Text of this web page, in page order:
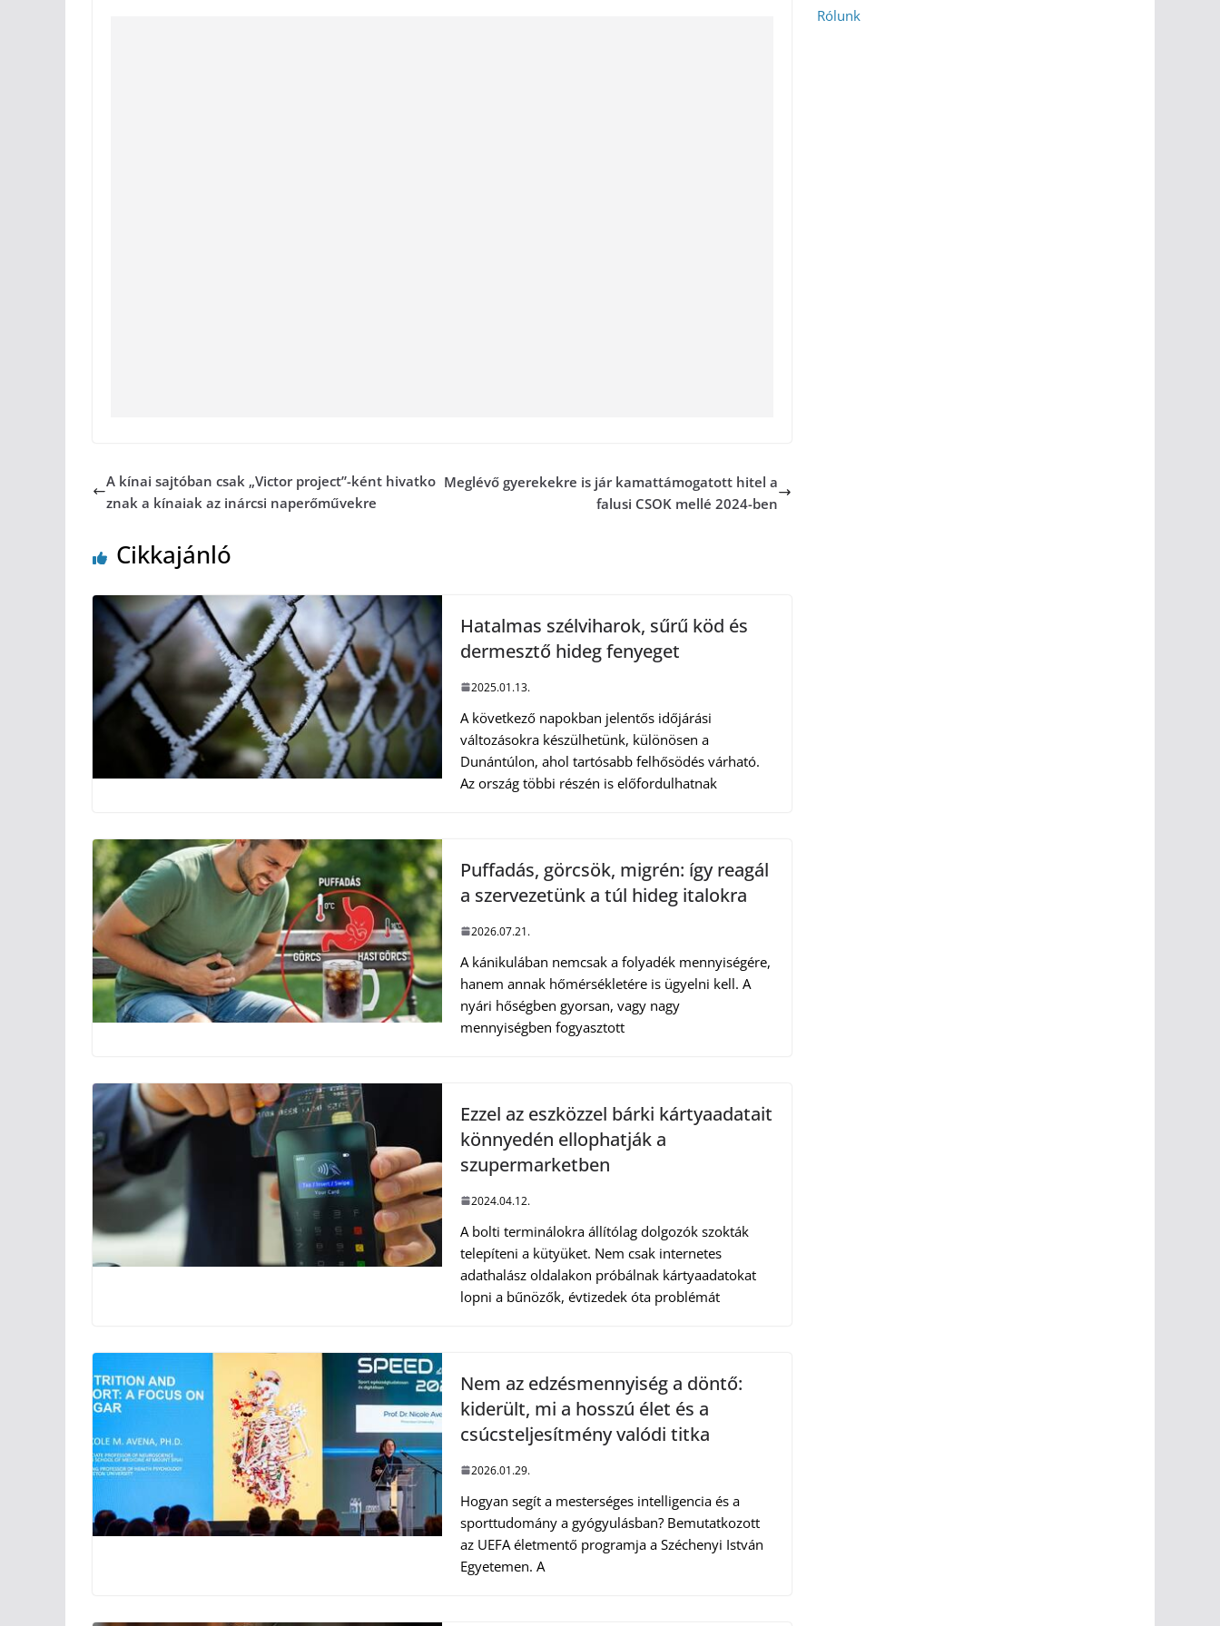
A kínai sajtóban csak „Victor project”-ként hivatko
znak a kínaiak az inárcsi naperőművekre
Meglévő gyerekekre is jár kamattámogatott hitel a
falusi CSOK mellé 2024-ben
Cikkajánló
Hatalmas szélviharok, sűrű köd és
dermesztő hideg fenyeget
2025.01.13.
A következő napokban jelentős időjárási
változásokra készülhetünk, különösen a
Dunántúlon, ahol tartósabb felhősödés várható.
Az ország többi részén is előfordulhatnak
Puffadás, görcsök, migrén: így reagál
a szervezetünk a túl hideg italokra
2026.07.21.
A kánikulában nemcsak a folyadék mennyiségére,
hanem annak hőmérsékletére is ügyelni kell. A
nyári hőségben gyorsan, vagy nagy
mennyiségben fogyasztott
Ezzel az eszközzel bárki kártyaadatait
könnyedén ellophatják a
szupermarketben
2024.04.12.
A bolti terminálokra állítólag dolgozók szokták
telepíteni a kütyüket. Nem csak internetes
adathalász oldalakon próbálnak kártyaadatokat
lopni a bűnözők, évtizedek óta problémát
Nem az edzésmennyiség a döntő:
kiderült, mi a hosszú élet és a
csúcsteljesítmény valódi titka
2026.01.29.
Hogyan segít a mesterséges intelligencia és a
sporttudomány a gyógyulásban? Bemutatkozott
az UEFA életmentő programja a Széchenyi István
Egyetemen. A
Rólunk